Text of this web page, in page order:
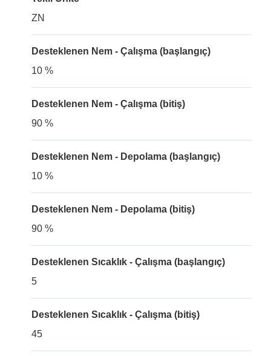
ZN
Desteklenen Nem - Çalışma (başlangıç)
10 %
Desteklenen Nem - Çalışma (bitiş)
90 %
Desteklenen Nem - Depolama (başlangıç)
10 %
Desteklenen Nem - Depolama (bitiş)
90 %
Desteklenen Sıcaklık - Çalışma (başlangıç)
5
Desteklenen Sıcaklık - Çalışma (bitiş)
45